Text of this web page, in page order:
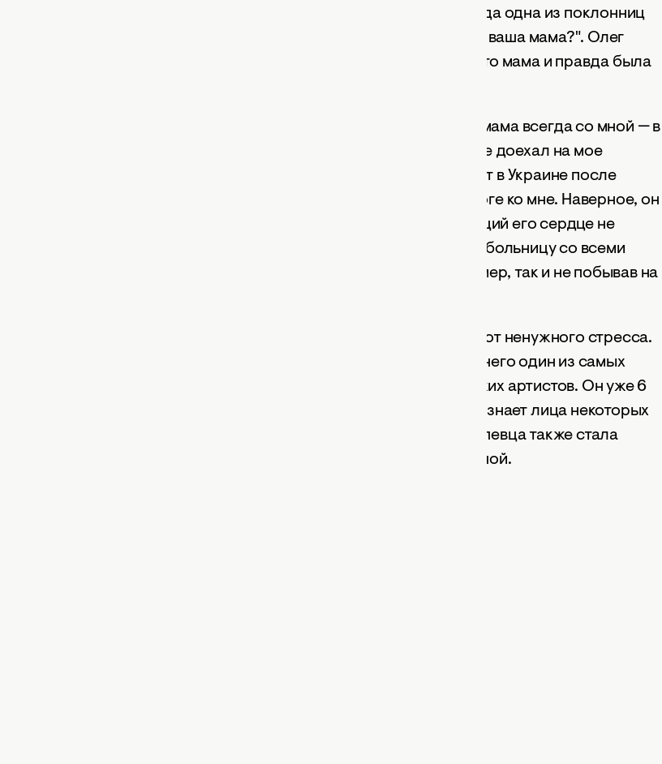
перестал приглашать маму на свои выступления. Тогда одна из поклонниц
выкрикнула из зала "Олег, так здесь же сегодня есть ваша мама?". Олег
Винник не ожидал услышать эти слова, тем более, что мама и правда была
Мне тогда стало немного не по себе, и я сказал, что мама всегда со мной — в
моем сердце, что ее нет сейчас в зале. А отец так и не доехал на мое
выступление. Я тогда давал первый большой концерт в Украине после
возвращения из Германии. Отцу стало плохо по дороге ко мне. Наверное, он
перенервничал и под влиянием положительных эмоций его сердце не
выдержало. Сразу после концерта я поехал к отцу в больницу со всеми
цветами, которые мне подарили. Но я не успел. Он умер, так и не побывав на
Поэтому артист теперь старается оберегать родных от ненужного стресса.
Также музыкант признался, что на данный момент у него один из самых
плотных гастрольных графиков среди всех украинских артистов. Он уже 6
раз объехал Украину со своими концертами и даже узнает лица некоторых
преданных поклонниц. Правда, такая популярность певца также стала
причиной того, что ему пришлось обзавестись охраной.